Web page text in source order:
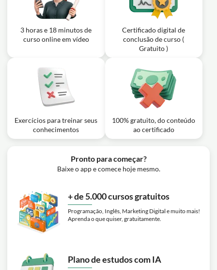
Vídeos do Zero ao Avançado
3 horas e 18 minutos de
curso online em vídeo
Certificado digital de
conclusão de curso (
Gratuito )
Exercícios para treinar seus
conhecimentos
100% gratuito, do conteúdo
ao certificado
Pronto para começar?
Baixe o app e comece hoje mesmo.
+ de 5.000 cursos gratuitos
Programação, Inglês, Marketing Digital e muito mais!
Aprenda o que quiser, gratuitamente.
Plano de estudos com IA